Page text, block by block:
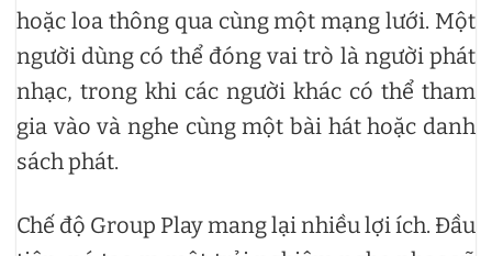
hoặc loa thông qua cùng một mạng lưới. Một
người dùng có thể đóng vai trò là người phát
nhạc, trong khi các người khác có thể tham
gia vào và nghe cùng một bài hát hoặc danh
sách phát.
Chế độ Group Play mang lại nhiều lợi ích. Đầu